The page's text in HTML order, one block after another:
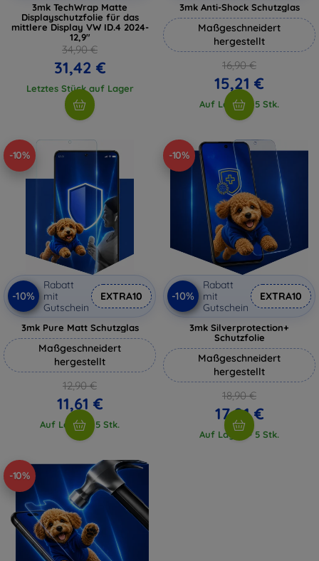
3mk TechWrap Matte
Displayschutzfolie für das
mittlere Display VW ID.4 2024-
12,9"
34,90 €
31,42 €
Letztes Stück auf Lager
3mk Anti-Shock Schutzglas
Maßgeschneidert
hergestellt
16,90 €
15,21 €
Auf Lager > 5 Stk.
-10%
-10%
Rabatt
mit
Gutschein
EXTRA10
3mk Pure Matt Schutzglas
Maßgeschneidert
hergestellt
12,90 €
11,61 €
Auf Lager > 5 Stk.
-10%
-10%
Rabatt
mit
Gutschein
EXTRA10
3mk Silverprotection+
Schutzfolie
Maßgeschneidert
hergestellt
18,90 €
17,01 €
Auf Lager > 5 Stk.
-10%